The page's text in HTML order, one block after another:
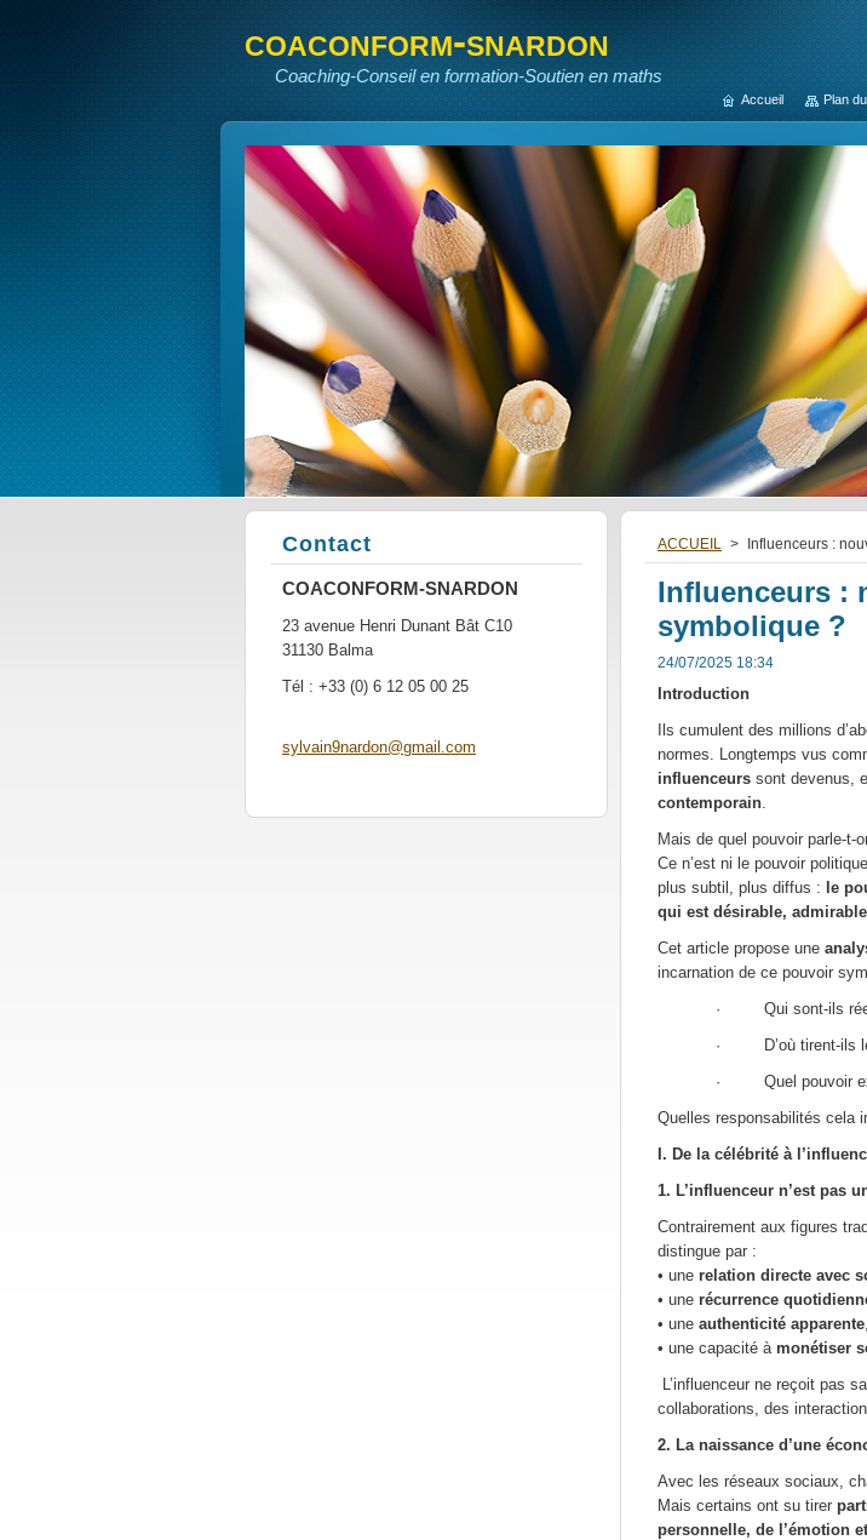
coaconform-snardon
Coaching-Conseil en formation-Soutien en maths
ACCUEIL > Influenceurs :
Influenceurs :
symbolique ?
24/07/2025 18:34
Introduction
Ils cumulent des millions
normes. Longtemps vus
influenceurs sont devenus,
contemporain.
Mais de quel pouvoir parle-t-
Ce n’est ni le pouvoir
plus subtil, plus diffus : le
qui est désirable,
Cet article propose une
incarnation de ce pouvoir
· Qui sont-ils
· D’où tirent-ils
· Quel pouvoir
Quelles responsabilités cela
I. De la célébrité à
1. L’influenceur n’est pas
Contrairement aux figures
distingue par :
• une relation directe avec
• une récurrence
• une authenticité apparente,
• une capacité à monétiser
L’influenceur ne reçoit pas
collaborations, des
2. La naissance d’une
Avec les réseaux sociaux,
Mais certains ont su tirer
personnelle, de l’émotion
Contact
COACONFORM-SNARDON
23 avenue Henri Dunant Bât C10
31130 Balma
Tél : +33 (0) 6 12 05 00 25
sylvain9nardon@gmail.com
Accueil Plan